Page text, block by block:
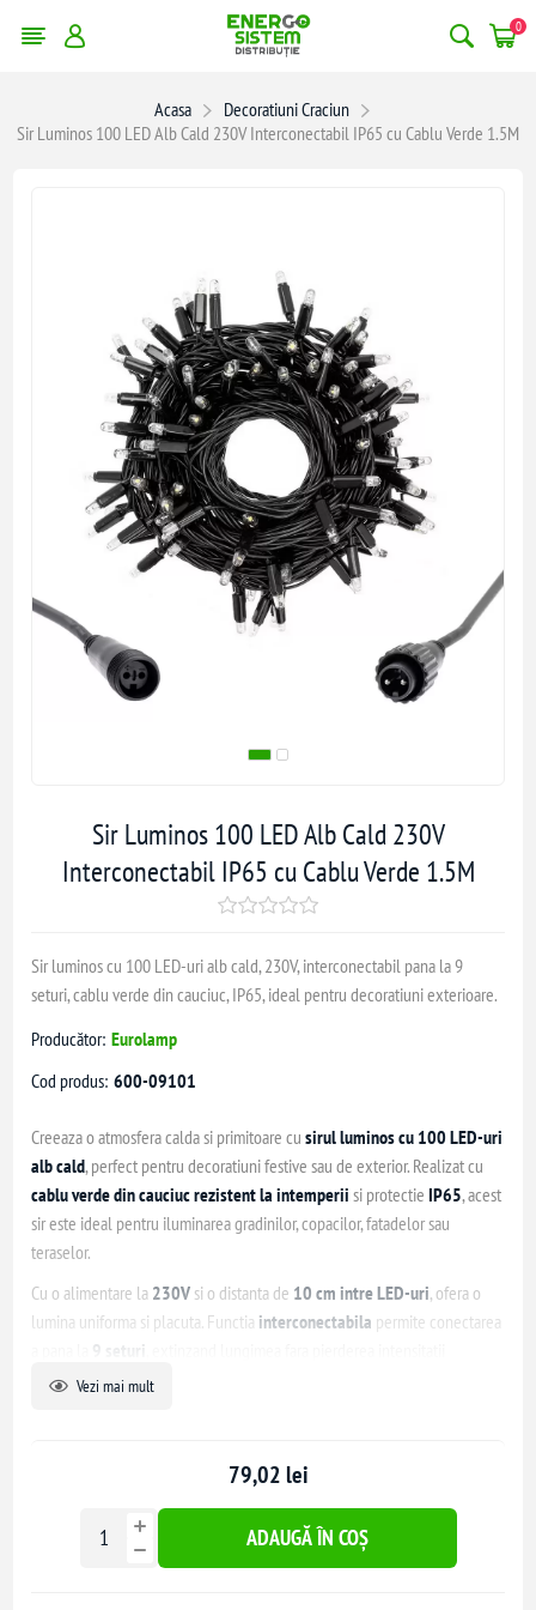
0
Acasa
Decoratiuni Craciun
Sir Luminos 100 LED Alb Cald 230V Interconectabil IP65 cu Cablu Verde 1.5M
Sir Luminos 100 LED Alb Cald 230V
Interconectabil IP65 cu Cablu Verde 1.5M
Sir luminos cu 100 LED-uri alb cald, 230V, interconectabil pana la 9
seturi, cablu verde din cauciuc, IP65, ideal pentru decoratiuni exterioare.
Producător: Eurolamp
Cod produs: 600-09101
Creeaza o atmosfera calda si primitoare cusirul luminos cu 100 LED-uri
alb cald, perfect pentru decoratiuni festive sau de exterior. Realizat cu
cablu verde din cauciuc rezistent la intemperii si protectieIP65, acest
sir este ideal pentru iluminarea gradinilor, copacilor, fatadelor sau
teraselor.
Cu o alimentare la 230V si o distanta de 10 cm intre LED-uri, ofera o
lumina uniforma si placuta. Functia interconectabila permite conectarea
9 seturi
luminoase. Include un
Tip LED: 5mm
Culoare lumina: Alb cald
Vezi mai mult
79,02 lei
ADAUGĂ ÎN COȘ